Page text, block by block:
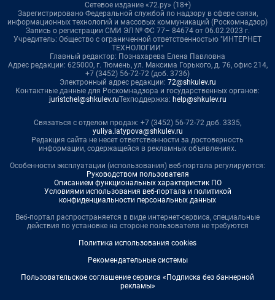
Сетевое издание «72.ру» (18+)
Зарегистрировано Федеральной службой по надзору в сфере связи,
информационных технологий и массовых коммуникаций (Роскомнадзор)
Запись о регистрации СМИ ЭЛ № ФС 77– 84674 от 06.02.2023 г.
Учредитель: Общество с ограниченной ответственностью "ИНТЕРНЕТ
ТЕХНОЛОГИИ"
Главный редактор: Познахарева Елена Павловна
Адрес редакции: 625000, г. Тюмень, ул. Максима Горького, д. 76, офис 214,
+7 (3452) 56-72-72 (доб. 3736)
Электронный адрес редакции: 72@shkulev.ru
Контактные данные для Роскомнадзора и государственных органов:
juristchel@shkulev.ruТехподдержка: help@shkulev.ru
Связаться с отделом продаж: +7 (3452) 56-72-72 доб. 3335,
yuliya.latypova@shkulev.ru
Редакция сайта не несет ответственности за достоверность
информации, содержащейся в рекламных объявлениях.
Особенности эксплуатации (использования) веб-портала регулируются:
Руководством пользователя
Описанием функциональных характеристик ПО
Условиями использования веб-портала и политикой
конфиденциальности персональных данных
Веб-портал распространяется в виде интернет-сервиса, специальные
действия по установке на стороне пользователя не требуются
Политика использования cookies
Рекомендательные системы
Пользовательское соглашение сервиса «Подписка без баннерной
рекламы»